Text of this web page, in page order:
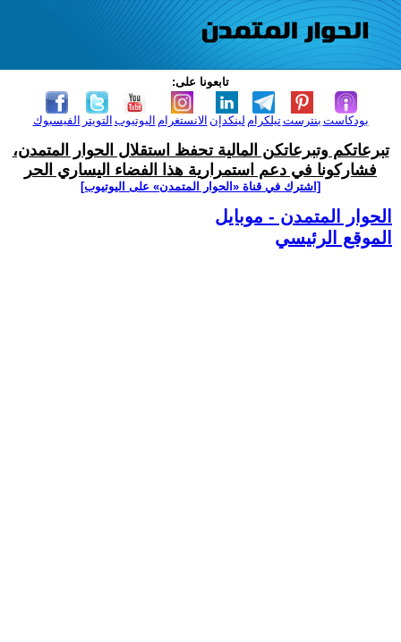
تابعونا على:
الفيسبوك التويتر اليوتيوب الانستغرام لينكدإن تيلكرامبنترست بودكاست
تبرعاتكم وتبرعاتكن المالية تحفظ استقلال الحوار المتمدن،
فشاركونا في دعم استمرارية هذا الفضاء اليساري الحر
[اشترك في قناة ‫«الحوار المتمدن» على اليوتيوب]
الحوار المتمدن - موبايل
الموقع الرئيسي